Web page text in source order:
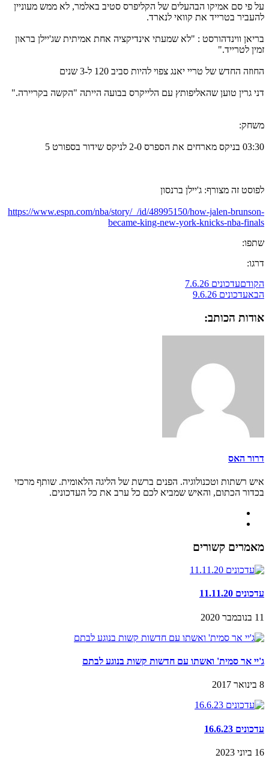
על פי סם אמיקו הבהעלים של הקליפרס סטיב באלמר, לא ממש מעוניין
להעביר בטרייד את קוואי לנארד.
בריאן ווינדהורסט : "לא שמעתי אינדיקציה אחת אמיתית שג'יילן בראון
זמין לטרייד."
החוזה החדש של טריי יאנג צפוי להיות סביב 120 ל-3 שנים
דני גרין טוען שהאליפותץ עם הלייקרס בבועה הייתה "הקשה בקריירה."
משחק:
03:30 בניקס מארחים את הספרס 2-0 לניקס שידור בספורט 5
לפוסט זה מצורף: ג'יילן ברנסון
https://www.espn.com/nba/story/_/id/48995150/how-jalen-brunson-
became-king-new-york-knicks-nba-finals
שתפו:
דרגו:
הקודםעדכונים 7.6.26
הבאעדכונים 9.6.26
אודות הכותב:
דרור האס
איש רשתות וטכנולוגיה. הפנים ברשת של הליגה הלאומית. שותף מרכזי
בכדור הכתום, והאיש שמביא לכם כל ערב את כל העדכונים.
מאמרים קשורים
עדכונים 11.11.20
11 בנובמבר 2020
ג'יי אר סמית' ואשתו עם חדשות קשות בנוגע לבתם
8 בינואר 2017
עדכונים 16.6.23
16 ביוני 2023